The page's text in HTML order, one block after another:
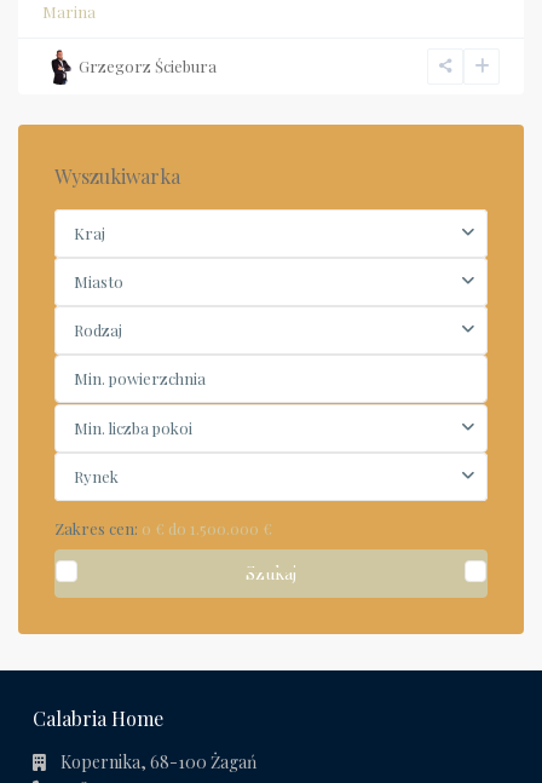
Marina
Grzegorz Ściebura
Wyszukiwarka
Kraj
Miasto
Rodzaj
Min. liczba pokoi
Rynek
Zakres cen: 0 € do 1.500.000 €
Szukaj
Calabria Home
Kopernika, 68-100 Żagań